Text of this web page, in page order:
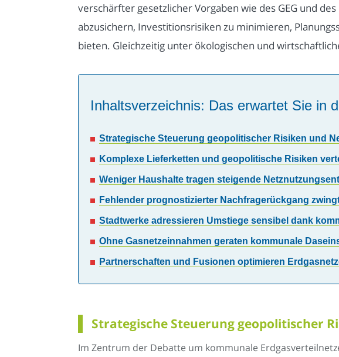
verschärfter gesetzlicher Vorgaben wie des GEG und
abzusichern, Investitionsrisiken zu minimieren,
bieten. Gleichzeitig unter ökologischen und
Inhaltsverzeichnis: Das erwartet Sie in
Strategische Steuerung geopolitischer Risiken und
Komplexe Lieferketten und geopolitische Risiken
Weniger Haushalte tragen steigende
Fehlender prognostizierter Nachfragerückgang
Stadtwerke adressieren Umstiege sensibel dank
Ohne Gasnetzeinnahmen geraten kommunale
Partnerschaften und Fusionen optimieren
Strategische Steuerung geopolitischer
Im Zentrum der Debatte um kommunale